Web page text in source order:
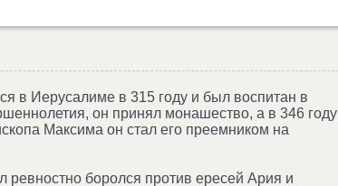
в Иерусалиме в 315 году и был воспитан в
он принял монашество, а в 346 году
Максима он стал его преемником на
ревностно боролся против ересей Ария и